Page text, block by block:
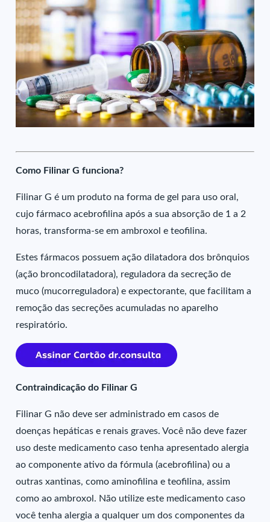
Como Filinar G funciona?
Filinar G é um produto na forma de gel para uso oral,
cujo fármaco acebrofilina após a sua absorção de 1 a 2
horas, transforma-se em ambroxol e teofilina.
Estes fármacos possuem ação dilatadora dos brônquios
(ação broncodilatadora), reguladora da secreção de
muco (mucorreguladora) e expectorante, que facilitam a
remoção das secreções acumuladas no aparelho
respiratório.
Contraindicação do Filinar G
Filinar G não deve ser administrado em casos de
doenças hepáticas e renais graves. Você não deve fazer
uso deste medicamento caso tenha apresentado alergia
ao componente ativo da fórmula (acebrofilina) ou a
outras xantinas, como aminofilina e teofilina, assim
como ao ambroxol. Não utilize este medicamento caso
você tenha alergia a qualquer um dos componentes da